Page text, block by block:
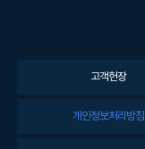
고객헌장
개인정보처리방침